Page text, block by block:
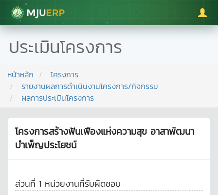
มหาวิทยาลัยแม่โจ้
ประเมินโครงการ
หน้าหลัก
โครงการ
รายงานผลการดำเนินงานโครงการ/กิจกรรม
ผลการประเมินโครงการ
โครงการสร้างฟันเฟืองแห่งความสุข อาสาพัฒนา
บำเพ็ญประโยชน์
ส่วนที่ 1 หน่วยงานที่รับผิดชอบ